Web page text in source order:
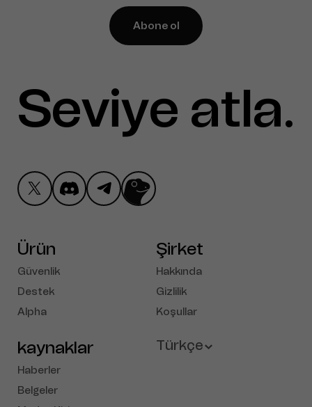
Abone ol
Seviye atla
ctrl al .
Ürün
Güvenlik
Destek
Alpha
Şirket
Hakkında
Gizlilik
Koşullar
kaynaklar
Haberler
Belgeler
Türkçe